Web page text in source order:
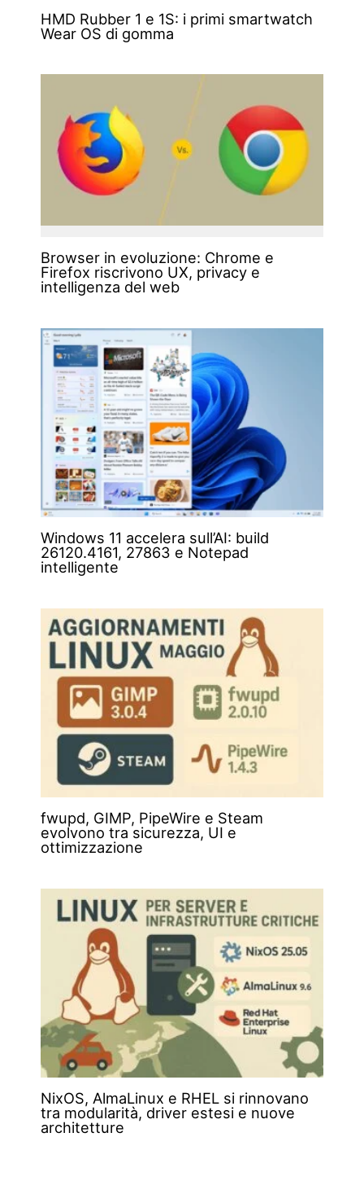
HMD Rubber 1 e 1S: i primi smartwatch
Wear OS di gomma
Browser in evoluzione: Chrome e
Firefox riscrivono UX, privacy e
intelligenza del web
Windows 11 accelera sull’AI: build
26120.4161, 27863 e Notepad
intelligente
fwupd, GIMP, PipeWire e Steam
evolvono tra sicurezza, UI e
ottimizzazione
NixOS, AlmaLinux e RHEL si rinnovano
tra modularità, driver estesi e nuove
architetture